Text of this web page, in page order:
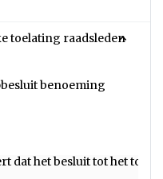
toelating raadsleden
benoeming
dat het besluit tot het